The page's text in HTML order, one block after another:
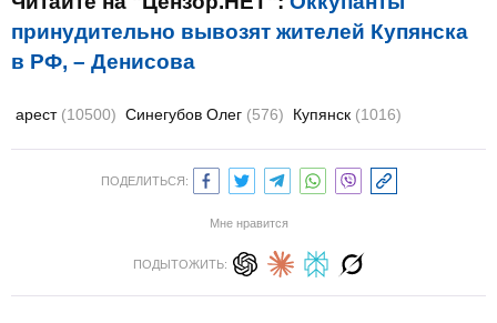
принудительно вывозят жителей Купянска
в РФ, – Денисова
арест (10500) Синегубов Олег (576) Купянск (1016)
ПОДЕЛИТЬСЯ:
Мне нравится
ПОДЫТОЖИТЬ: